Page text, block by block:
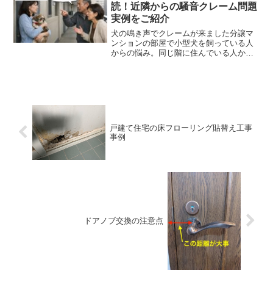
読！近隣からの騒音クレーム問題
実例をご紹介
犬の鳴き声でクレームが来ました分譲マ
ンションの部屋で小型犬を飼っている人
からの悩み。同じ階に住んでいる人から
戸建て住宅の床フローリング貼替え工事
事例
ドアノブ交換の注意点